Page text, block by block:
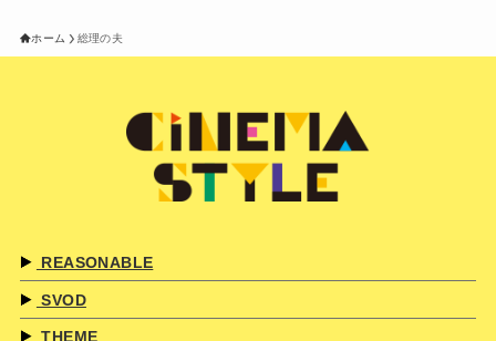
ホーム 総理の夫
REASONABLE
SVOD
THEME